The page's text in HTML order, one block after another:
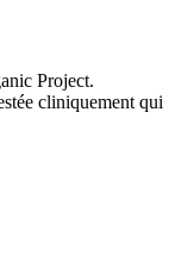
Project.
cliniquement qui